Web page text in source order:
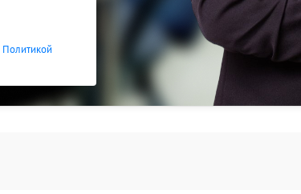
Политикой